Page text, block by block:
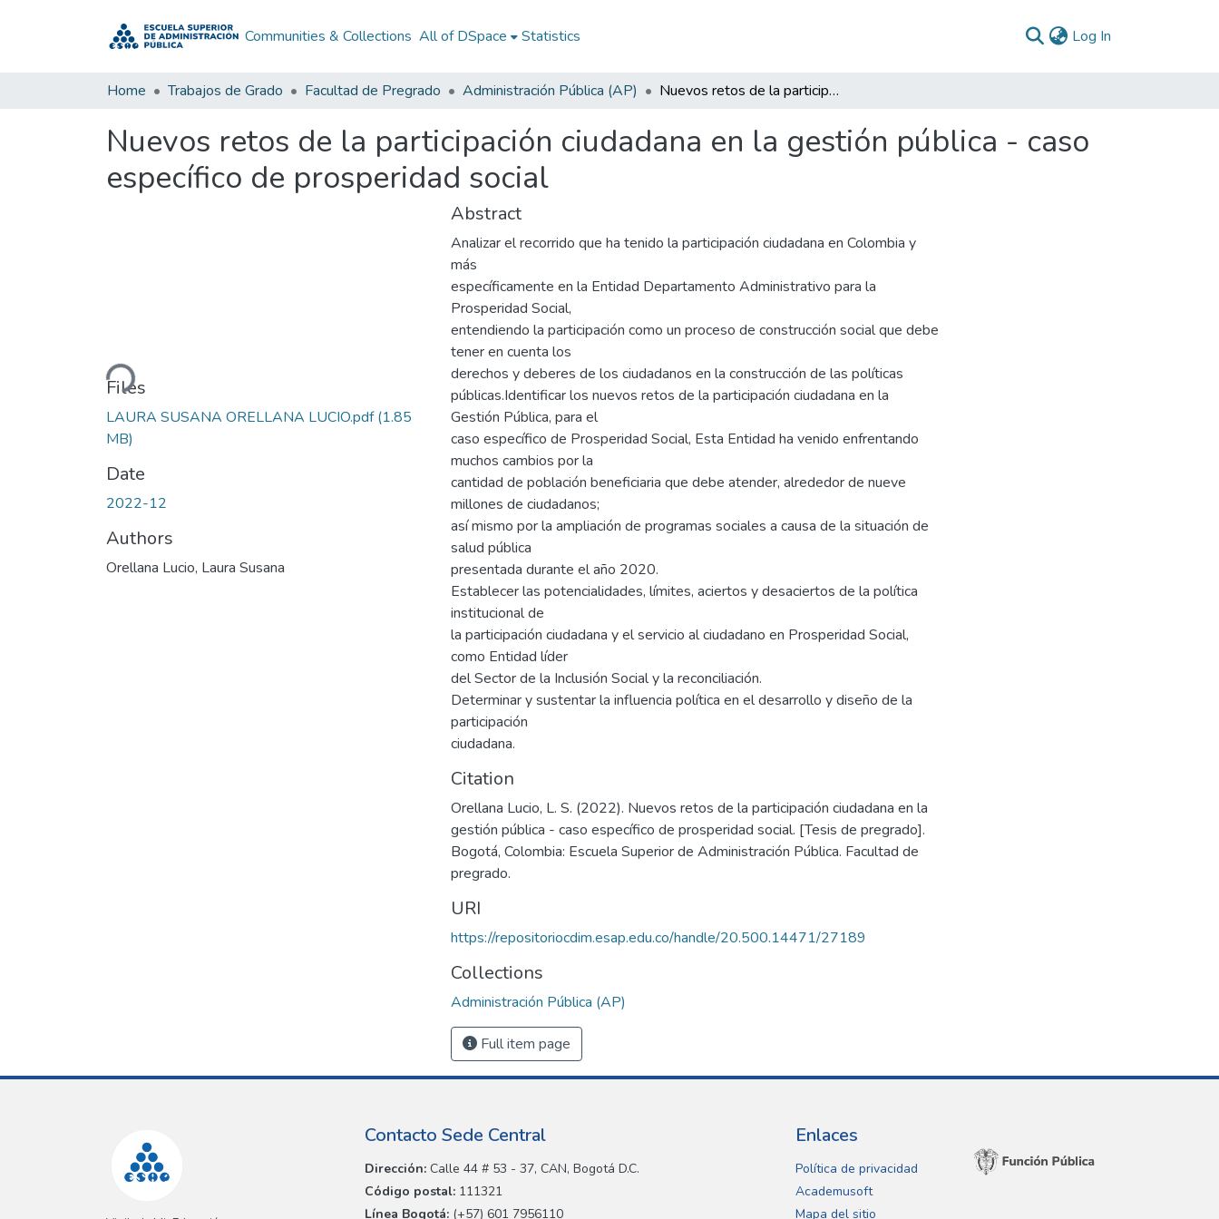
Communities & Collections All of DSpace Statistics Log In
Home Trabajos de Grado Facultad de Pregrado Administración Pública (AP) Nuevos retos de la participación ciudadana en la gestión pública - caso específico de prosperidad social
Nuevos retos de la participación ciudadana en la gestión pública - caso
específico de prosperidad social
Loading...
Files
LAURA SUSANA ORELLANA LUCIO.pdf(1.85
MB)
Date
2022-12
Authors
Orellana Lucio, Laura Susana
Abstract
Analizar el recorrido que ha tenido la participación ciudadana en Colombia y
más
específicamente en la Entidad Departamento Administrativo para la
Prosperidad Social,
entendiendo la participación como un proceso de construcción social que debe
tener en cuenta los
derechos y deberes de los ciudadanos en la construcción de las políticas
públicas.Identificar los nuevos retos de la participación ciudadana en la
Gestión Pública, para el
caso específico de Prosperidad Social, Esta Entidad ha venido enfrentando
muchos cambios por la
cantidad de población beneficiaria que debe atender, alrededor de nueve
millones de ciudadanos;
así mismo por la ampliación de programas sociales a causa de la situación de
salud pública
presentada durante el año 2020.
Establecer las potencialidades, límites, aciertos y desaciertos de la política
institucional de
la participación ciudadana y el servicio al ciudadano en Prosperidad Social,
como Entidad líder
del Sector de la Inclusión Social y la reconciliación.
Determinar y sustentar la influencia política en el desarrollo y diseño de la
participación
ciudadana.
Citation
Orellana Lucio, L. S. (2022). Nuevos retos de la participación ciudadana en la
gestión pública - caso específico de prosperidad social. [Tesis de pregrado].
Bogotá, Colombia: Escuela Superior de Administración Pública. Facultad de
pregrado.
URI
https://repositoriocdim.esap.edu.co/handle/20.500.14471/27189
Collections
Administración Pública (AP)
Full item page
Contacto Sede Central
Dirección: Calle 44 # 53 - 37, CAN, Bogotá D.C.
Código postal: 111321
Línea Bogotá: (+57) 601 7956110
Enlaces
Política de privacidad
Academusoft
Mapa del sitio